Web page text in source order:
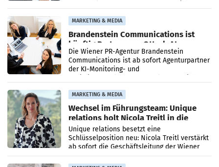
MARKETING & MEDIA
Brandenstein Communications ist
künftig Partner von OtterlyAI
Die Wiener PR-Agentur Brandenstein
Communications ist ab sofort Agenturpartner
der KI-Monitoring- und
MARKETING & MEDIA
Wechsel im Führungsteam: Unique
relations holt Nicola Treitl in die
Geschäftsleitung
Unique relations besetzt eine
Schlüsselposition neu: Nicola Treitl verstärkt
ab sofort die Geschäftsleitung der Wiener
PR-Agentur an der Seite von Josef Kalina und
Anna Kalina-Mahr.